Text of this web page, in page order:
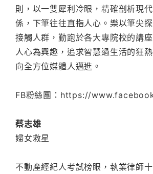
則，以一雙犀利冷眼，精確剖析現
係，下筆往往直指人心。樂以筆尖
接觸人群，勤跑於各大專院校的講
人心為興趣，追求智慧過生活的狂
向全方位媒體人邁進。
FB粉絲團：https://
蔡志雄
婦女救星
不動產經紀人考試榜眼，執業律師